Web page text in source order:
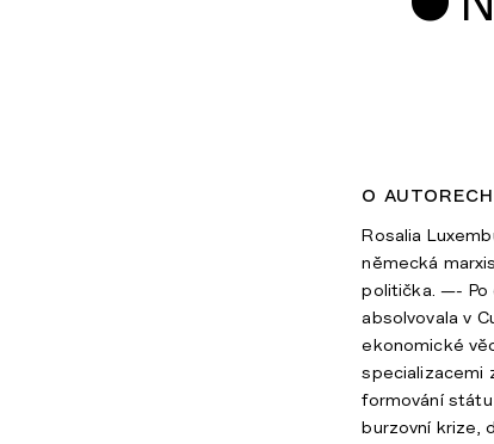
o autorech
Rosalia
německá
politička. —- Po
absolvovala v
ekonomické
specializacemi
formování
burzovní krize,